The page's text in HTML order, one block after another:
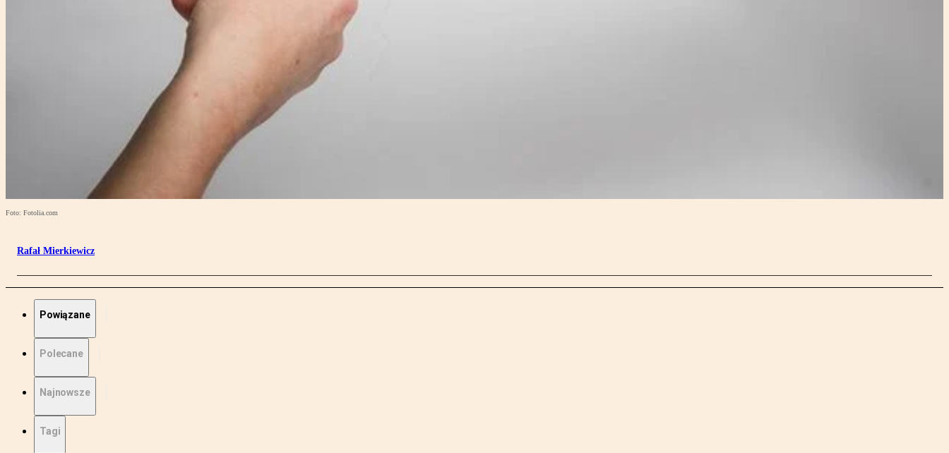
Foto: Fotolia.com
Rafał Mierkiewicz
Powiązane
Polecane
Najnowsze
Tagi